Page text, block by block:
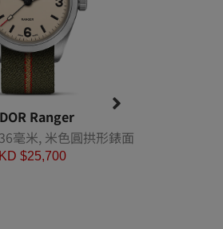
Ranger
毫米, 米色圓拱形錶面
$25,700